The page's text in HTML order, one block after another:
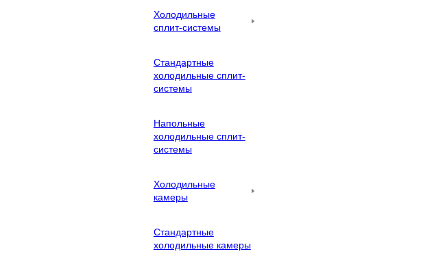
Холодильные
сплит-системы
Стандартные
холодильные сплит-
системы
Напольные
холодильные сплит-
системы
Холодильные
камеры
Стандартные
холодильные камеры